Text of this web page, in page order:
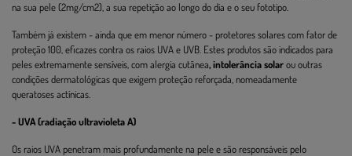
na sua pele (2mg/cm2), a sua repetição ao longo do dia e o seu fototipo.
Também já existem - ainda que em menor número - protetores solares com fator de
proteção 100, eficazes contra os raios UVA e UVB. Estes produtos são indicados para
peles extremamente sensíveis, com alergia cutânea, intolerância solarou outras
condições dermatológicas que exigem proteção reforçada, nomeadamente
queratoses actínicas.
- UVA (radiação ultravioleta A)
Os raios UVA penetram mais profundamente na pele e são responsáveis pelo